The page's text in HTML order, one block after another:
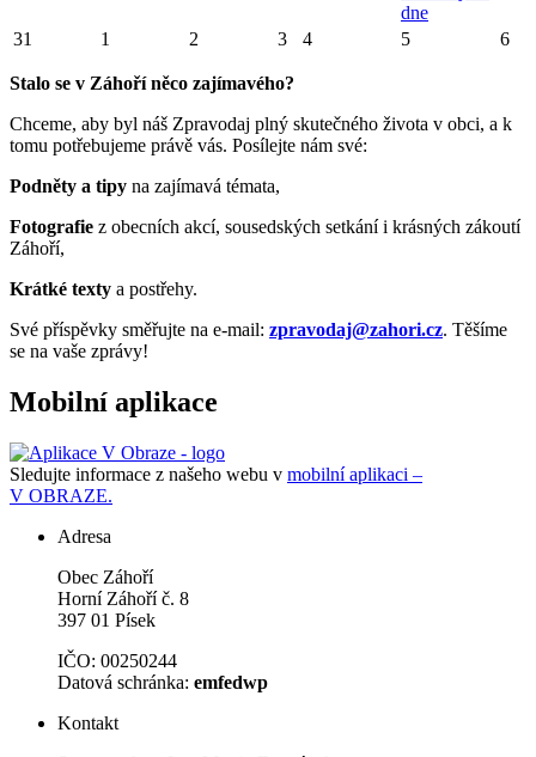
dne
31 1 2 3 4 5 6
Stalo se v Záhoří něco zajímavého?
Chceme, aby byl náš Zpravodaj plný skutečného života v obci, a k
tomu potřebujeme právě vás. Posílejte nám své:
Podněty a tipy na zajímavá témata,
Fotografie z obecních akcí, sousedských setkání i krásných zákoutí
Záhoří,
Krátké texty a postřehy.
Své příspěvky směřujte na e-mail: zpravodaj@zahori.cz. Těšíme
se na vaše zprávy!
Mobilní aplikace
Sledujte informace z našeho webu v mobilní aplikaci –
V OBRAZE.
Adresa
Obec Záhoří
Horní Záhoří č. 8
397 01 Písek
IČO: 00250244
Datová schránka: emfedwp
Kontakt